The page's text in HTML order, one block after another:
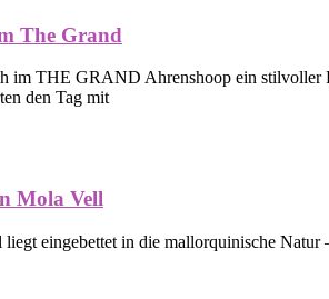
The Grand
THE GRAND Ahrenshoop ein
den Tag mit
Mola Vell
eingebettet in die mallorquinische